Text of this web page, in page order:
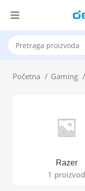
Početna Gaming
Razer
1 proizvod